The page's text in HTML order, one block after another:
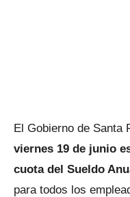
El Gobierno de Santa
viernes 19 de junio
cuota del Sueldo
para todos los